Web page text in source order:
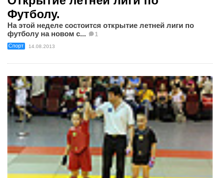
Футболу.
На этой неделе состоится открытие летней лиги по
футболу на новом с...
1
Спорт 14.08.2013